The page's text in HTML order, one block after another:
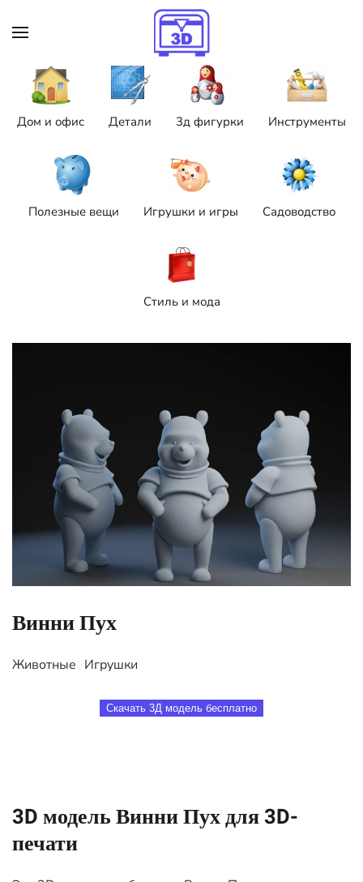
Skip to main content
Дом и офис Детали 3д фигурки Инструменты
Полезные вещи Игрушки и игры Садоводство
Стиль и мода
Винни Пух
Животные Игрушки
Скачать 3Д модель бесплатно
3D модель Винни Пух для 3D-
печати